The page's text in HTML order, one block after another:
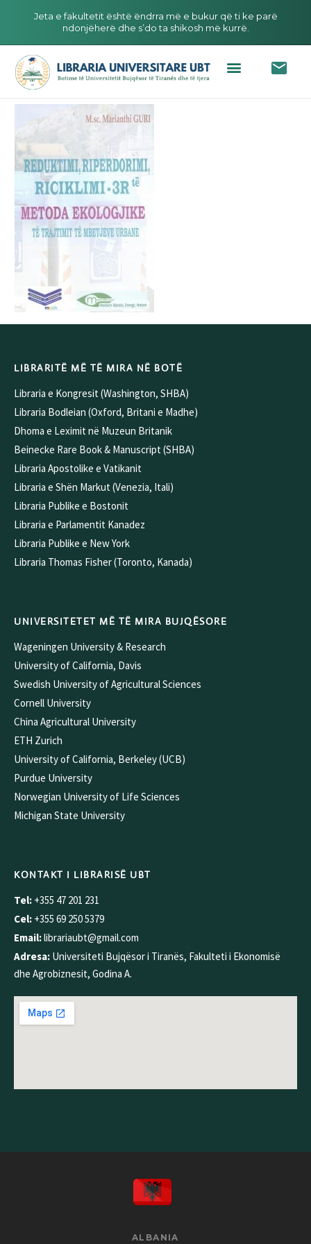
Jeta e fakultetit është ëndrra më e bukur që ti ke parë
ndonjëherë dhe s’do ta shikosh më kurrë.
LIBRARITË MË TË MIRA NË BOTË
Libraria e Kongresit (Washington, SHBA)
Libraria Bodleian (Oxford, Britani e Madhe)
Dhoma e Leximit në Muzeun Britanik
Beinecke Rare Book & Manuscript (SHBA)
Libraria Apostolike e Vatikanit
Libraria e Shën Markut (Venezia, Itali)
Libraria Publike e Bostonit
Libraria e Parlamentit Kanadez
Libraria Publike e New York
Libraria Thomas Fisher (Toronto, Kanada)
UNIVERSITETET MË TË MIRA BUJQËSORE
Wageningen University & Research
University of California, Davis
Swedish University of Agricultural Sciences
Cornell University
China Agricultural University
ETH Zurich
University of California, Berkeley (UCB)
Purdue University
Norwegian University of Life Sciences
Michigan State University
KONTAKT I LIBRARISË UBT
Tel: +355 47 201 231
Cel: +355 69 250 5379
Email:librariaubt@gmail.com
Adresa: Universiteti Bujqësor i Tiranës, Fakulteti i Ekonomisë
dhe Agrobiznesit, Godina A.
ALBANIA